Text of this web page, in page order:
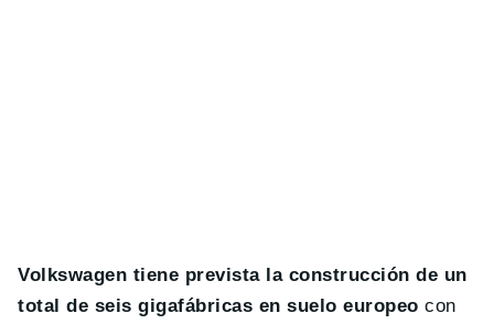
Volkswagen tiene prevista la construcción de un
total de seis gigafábricas en suelo europeo con